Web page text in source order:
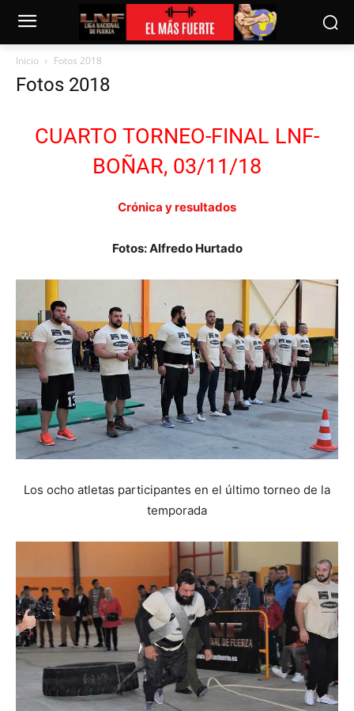
Inicio Fotos 2018
Fotos 2018
CUARTO TORNEO-FINAL LNF-
BOÑAR, 03/11/18
Crónica y resultados
Fotos: Alfredo Hurtado
Los ocho atletas participantes en el último torneo de la
temporada